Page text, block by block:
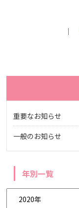
｜
重要なお知らせ
一般のお知らせ
年別一覧